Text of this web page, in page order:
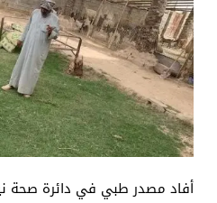
أفاد مصدر طبي في دائرة صحة